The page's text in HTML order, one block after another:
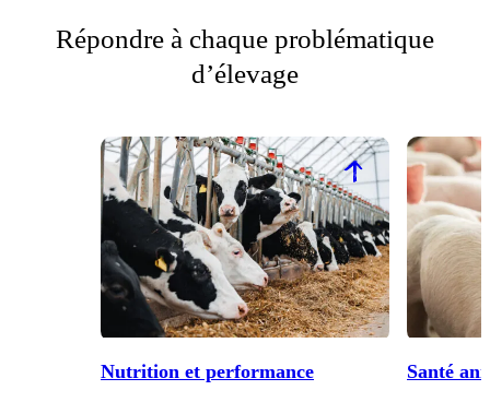
Répondre à chaque problématique
d’élevage
Nutrition et performance Santé